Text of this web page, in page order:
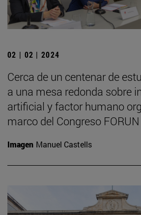
02 | 02 | 2024
Cerca de un centenar de
a una mesa redonda sobre
artificial y factor humano
marco del Congreso FORUN
Imagen Manuel Castells